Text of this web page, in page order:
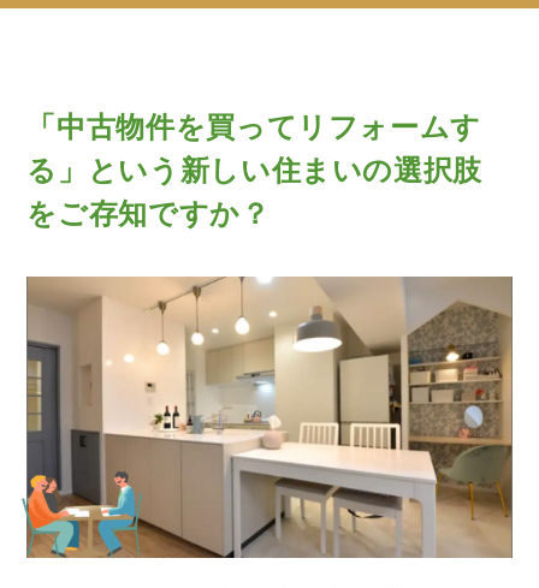
「中古物件を買ってリフォームす
る」という 新しい住まいの選択肢
をご存知ですか？